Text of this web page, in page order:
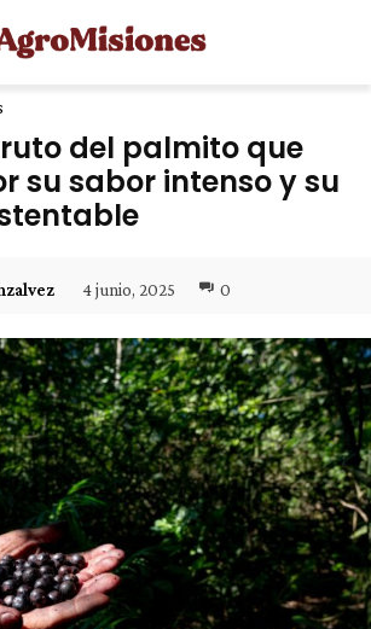
del palmito que
su sabor intenso y su
4 junio, 2025 0